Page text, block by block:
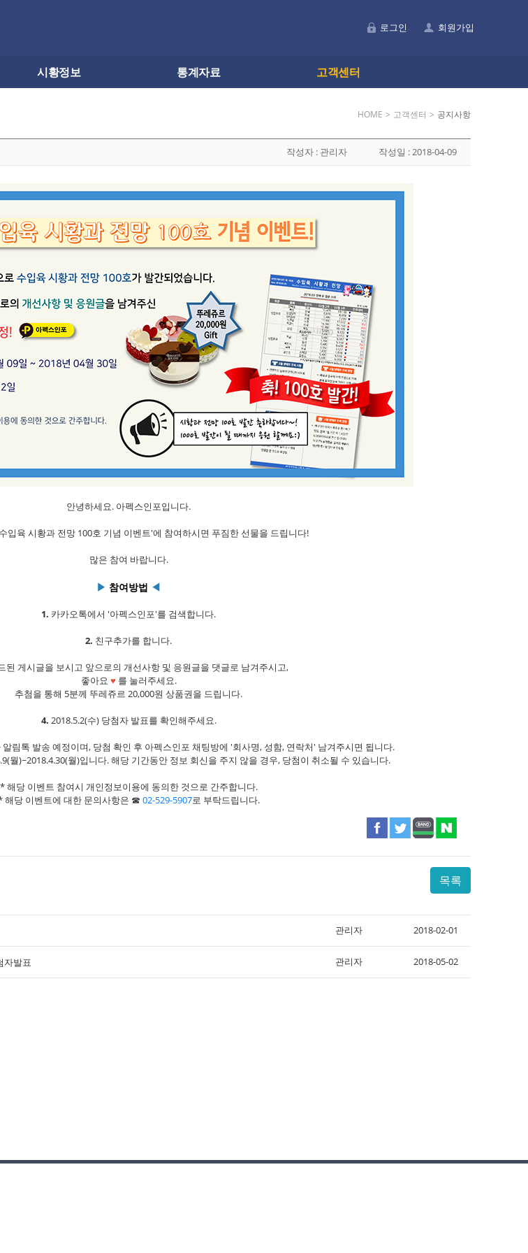
로그인 회원가입
시황정보 통계자료 고객센터
HOME > 고객센터 > 공지사항
작성자 : 관리자 작성일 :2018-04-09
안녕하세요. 아펙스인포입니다.
입육 시황과 전망 100호 기념 이벤트'에 참여하시면 푸짐한 선물을 드립니다!
많은 참여 바랍니다.
▶ 참여방법 ◀
1. 카카오톡에서 '아펙스인포'를 검색합니다.
2. 친구추가를 합니다.
된 게시글을 보시고 앞으로의 개선사항 및 응원글을 댓글로 남겨주시고,
좋아요 ♥ 를 눌러주세요.
추첨을 통해 5분께 뚜레쥬르 20,000원 상품권을 드립니다.
4. 2018.5.2(수) 당첨자 발표를 확인해주세요.
림톡 발송 예정이며, 당첨 확인 후 아펙스인포 채팅방에 '회사명, 성함, 연락처' 남겨주시면 됩니다.
월)~2018.4.30(월)입니다. 해당 기간동안 정보 회신을 주지 않을 경우, 당첨이 취소될 수 있습니다.
* 해당 이벤트 참여시 개인정보이용에 동의한 것으로 간주합니다.
해당 이벤트에 대한 문의사항은 ☎ 02-529-5907로 부탁드립니다.
목록
관리자 2018-02-01
자발표 관리자 2018-05-02